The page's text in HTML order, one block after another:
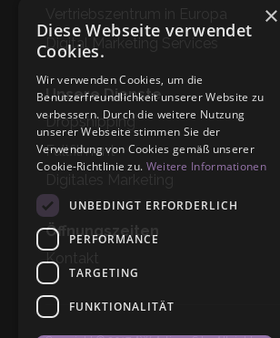
Vertriebszentrum in Europa
Digital Marketing Services
Unsere Dienste
Dropshipping
Fullfilment
Digitales Marketing
Öffnungszeiten
Kontakt
×
Diese Webseite verwendet
Cookies.
Wir verwenden Cookies, um die
Benutzerfreundlichkeit unserer Website zu
verbessern. Durch die weitere Nutzung
unserer Webseite stimmen Sie der
Verwendung von Cookies gemäß unserer
Cookie-Richtlinie zu. Weitere Informationen
UNBEDINGT ERFORDERLICH
PERFORMANCE
TARGETING
FUNKTIONALITÄT